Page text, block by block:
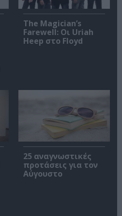
The Magician’s
Farewell: Οι Uriah
Heep στο Floyd
25 αναγνωστικές
προτάσεις για τον
Αύγουστο